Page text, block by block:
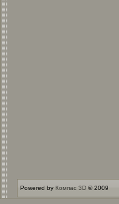
Powered by Компас 3D © 2009